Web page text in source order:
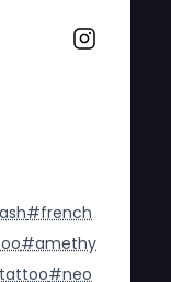
#french
#amethy
#neo